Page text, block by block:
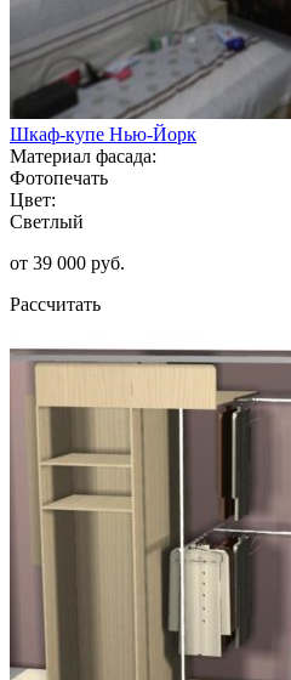
Шкаф-купе Нью-Йорк
Материал фасада:
Фотопечать
Цвет:
Светлый
от 39 000 руб.
Рассчитать